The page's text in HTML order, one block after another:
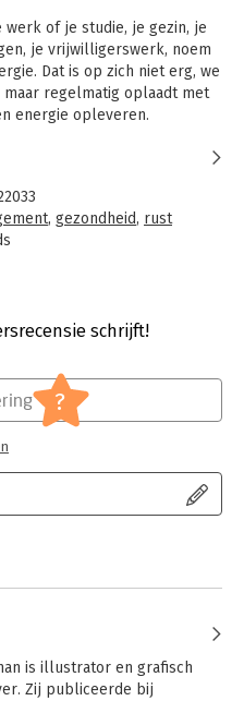
werk of je studie, je gezin, je
je vrijwilligerswerk, noem
Dat is op zich niet erg, we
regelmatig oplaadt met
energie opleveren.
weer op te laden. In dit
uitgekiend 2-daags
tot rust te brengen. Maar
kost immers
zo wijst wetenschappelijk
actief te ontspannen.
, gezondheid, rust
effectiviteit
schrijft!
?
is illustrator en grafisch
Zij publiceerde bij